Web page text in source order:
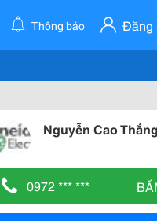
Thông báo Đăng
Nguyễn Cao Thắng
0972 *** ***